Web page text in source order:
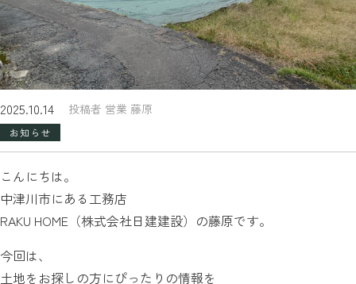
2025.10.14 投稿者 営業 藤原
お知らせ
こんにちは。
中津川市にある工務店
RAKU HOME（株式会社日建建設）の藤原です。
今回は、
土地をお探しの方にぴったりの情報を